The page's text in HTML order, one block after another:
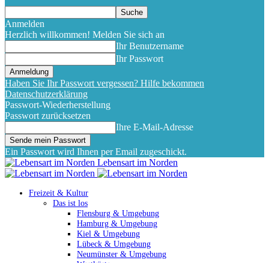
Anmelden
Herzlich willkommen! Melden Sie sich an
Ihr Benutzername
Ihr Passwort
Haben Sie Ihr Passwort vergessen? Hilfe bekommen
Datenschutzerklärung
Passwort-Wiederherstellung
Passwort zurücksetzen
Ihre E-Mail-Adresse
Ein Passwort wird Ihnen per Email zugeschickt.
Lebensart im Norden
Freizeit & Kultur
Das ist los
Flensburg & Umgebung
Hamburg & Umgebung
Kiel & Umgebung
Lübeck & Umgebung
Neumünster & Umgebung